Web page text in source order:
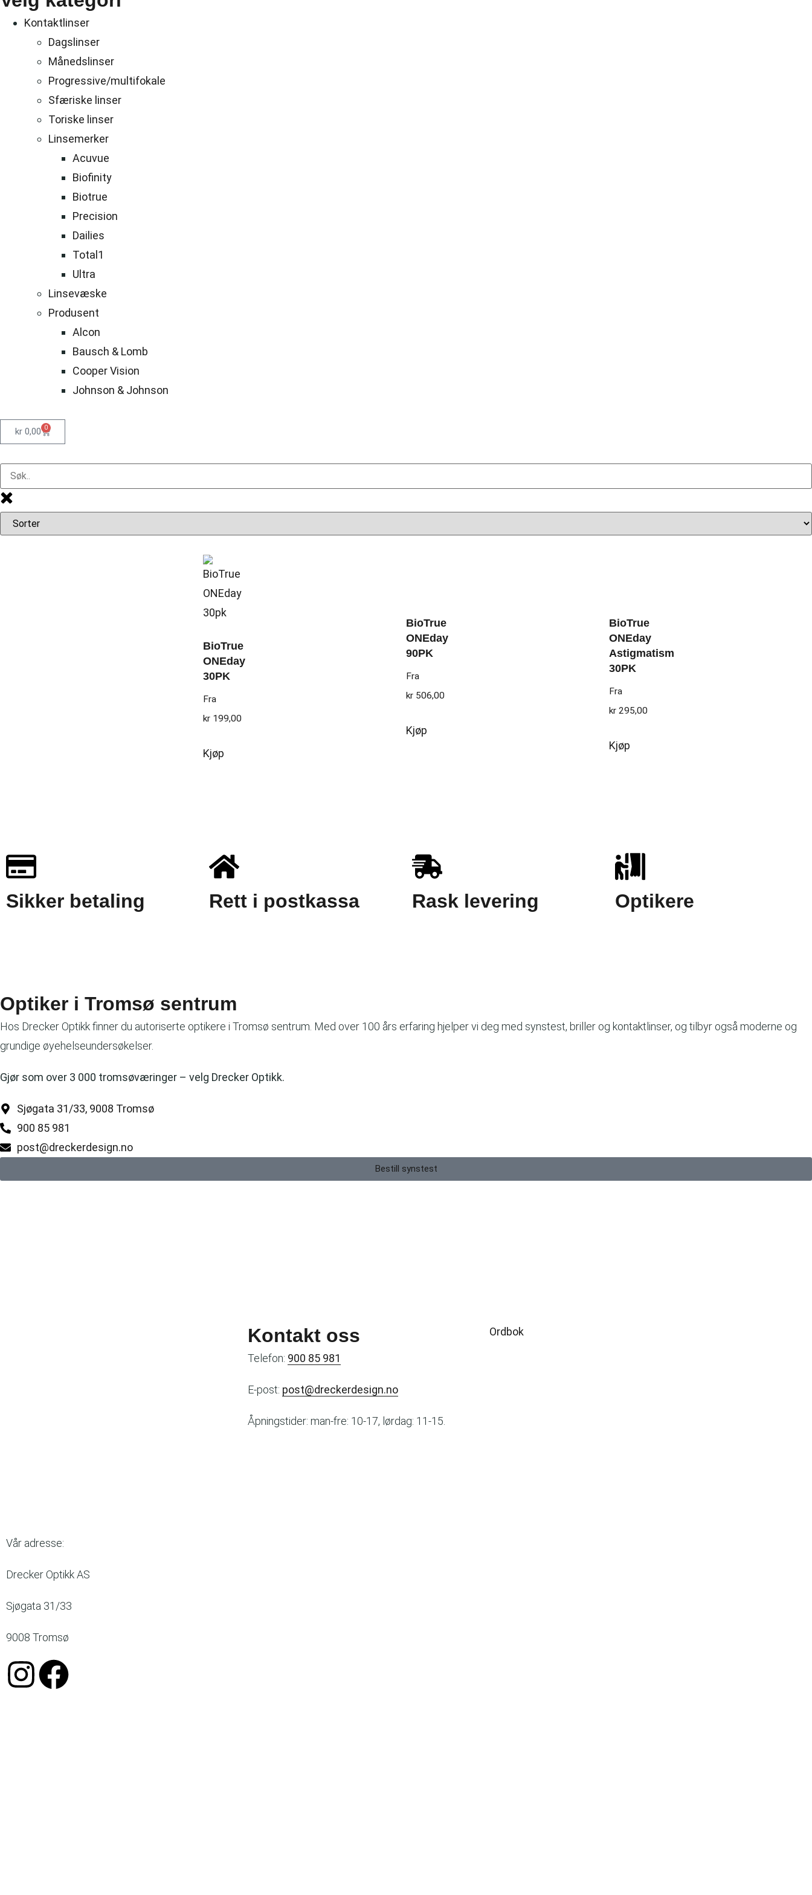
Kontaktlinser
Dagslinser
Månedslinser
Progressive/multifokale
Sfæriske linser
Toriske linser
Linsemerker
Acuvue
Biofinity
Biotrue
Precision
Dailies
Total1
Ultra
Linsevæske
Produsent
Alcon
Bausch & Lomb
Cooper Vision
Johnson & Johnson
kr 0,00 0
BioTrue
ONEday
30PK
Fra
kr 199,00
Kjøp
BioTrue
ONEday
90PK
Fra
kr 506,00
Kjøp
BioTrue
ONEday
Astigmatism
30PK
Fra
kr 295,00
Kjøp
Sikker betaling Rett i postkassa Rask levering Optikere
Optiker i Tromsø sentrum
Hos Drecker Optikk finner du autoriserte optikere i Tromsø sentrum. Med over 100 års erfaring hjelper vi deg med synstest, briller og kontaktlinser, og tilbyr også moderne og
grundige øyehelseundersøkelser.
Gjør som over 3 000 tromsøværinger – velg Drecker Optikk.
Sjøgata 31/33, 9008 Tromsø
900 85 981
post@dreckerdesign.no
Bestill synstest
Vår adresse:
Drecker Optikk AS
Sjøgata 31/33
9008 Tromsø
Kontakt oss
Telefon: 900 85 981
E-post: post@dreckerdesign.no
Åpningstider: man-fre: 10-17, lørdag: 11-15.
Ordbok